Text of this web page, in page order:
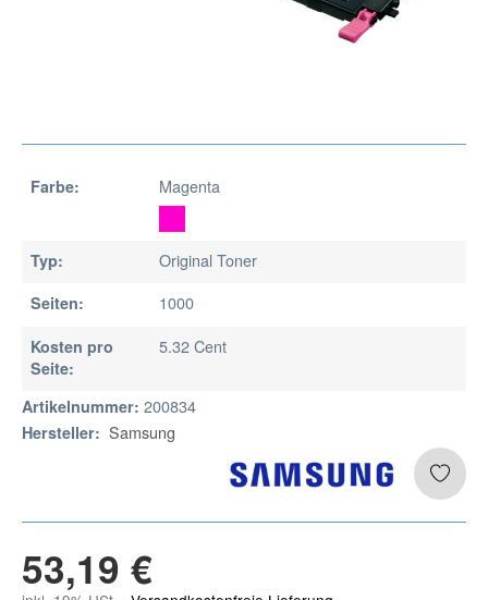
Farbe: Magenta
Typ: Original Toner
Seiten: 1000
Kosten pro
Seite:
5.32 Cent
Artikelnummer: 200834
Hersteller: Samsung
53,19 €